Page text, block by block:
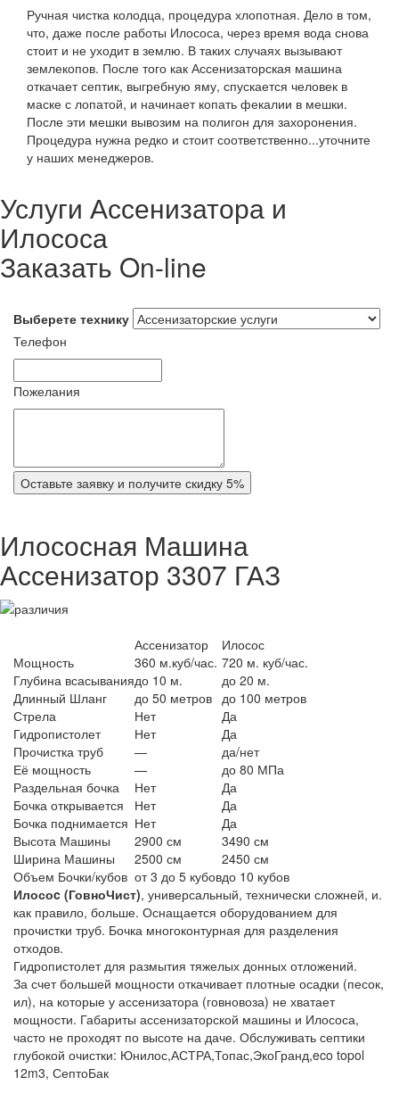
Ручная чистка колодца, процедура хлопотная. Дело в том,
что, даже после работы Илососа, через время вода снова
стоит и не уходит в землю. В таких случаях вызывают
землекопов. После того как Ассенизаторская машина
откачает септик, выгребную яму, спускается человек в
маске с лопатой, и начинает копать фекалии в мешки.
После эти мешки вывозим на полигон для захоронения.
Процедура нужна редко и стоит соответственно...уточните
у наших менеджеров.
Услуги Ассенизатора и
Илососа
Заказать On-line
Выберете технику
Телефон
Пожелания
Оставьте заявку и получите скидку 5%
Илососная Машина
Ассенизатор 3307 ГАЗ
Ассенизатор
Илосос
Мощность
360 м.куб/час. 720 м. куб/час.
Глубина всасываниядо 10 м.
до 20 м.
Длинный Шланг
до 50 метров до 100 метров
Стрела
Нет
Да
Гидропистолет
Нет
Да
Прочистка труб
—
да/нет
Её мощность
—
до 80 МПа
Раздельная бочка
Нет
Да
Бочка открывается
Нет
Да
Бочка поднимается Нет
Да
Высота Машины
2900 см
3490 см
Ширина Машины
2500 см
2450 см
Объем Бочки/кубов от 3 до 5 кубовдо 10 кубов
Илосоc (ГовноЧист), универсальный, технически сложней, и.
как правило, больше. Оснащается оборудованием для
прочистки труб. Бочка многоконтурная для разделения
отходов.
Гидропистолет для размытия тяжелых донных отложений.
За счет большей мощности откачивает плотные осадки (песок,
ил), на которые у ассенизатора (говновоза) не хватает
мощности. Габариты ассенизаторской машины и Илососа,
часто не проходят по высоте на даче. Обслуживать септики
глубокой очистки: Юнилос,АСТРА,Топас,ЭкоГранд,eco topol
12m3, СептоБак